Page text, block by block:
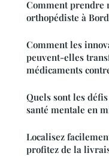
Comment prendre
orthopédiste à
Comment les
peuvent-elles
médicaments
Quels sont les
santé mentale en
Localisez
profitez de la